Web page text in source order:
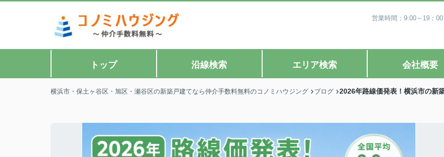
営業時間：9:00～19：
トップ 沿線検索 エリア検索 会社概要
横浜市・保土ヶ谷区・旭区・瀬谷区の新築戸建てなら仲介手数料無料のコノミハウジング ブログ 2026年路線価発表！横浜市の新